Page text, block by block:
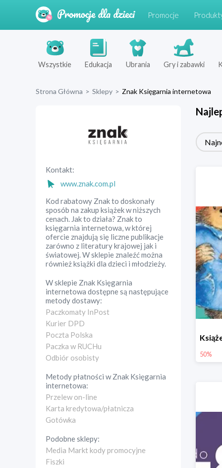
Promocje
Wszystkie Edukacja Ubrania Gry i zabawki
Strona Główna > Sklepy > Znak Księgarnia internetowa
Kontakt:
www.znak.com.pl
Kod rabatowy Znak to doskonały
sposób na zakup książek w niższych
cenach. Jak to działa? Znak to
księgarnia internetowa, w której
ofercie znajdują się liczne publikacje
zarówno z literatury krajowej jak i
światowej. W sklepie znaleźć można
również książki dla dzieci i młodzieży.
W sklepie Znak Księgarnia
internetowa dostępne są następujące
metody dostawy:
Paczkomaty InPost
Kurier DPD
Poczta Polska
Paczka w RUCHu
Odbiór osobisty
Metody płatności wZnak Księgarnia
internetowa:
Przelew on-line
Karta kredytowa/płatnicza
Gotówka
Podobne sklepy:
Media Markt kody promocyjne
Fiszki
50%